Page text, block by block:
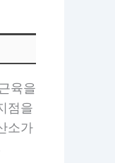
육을
점을
소가